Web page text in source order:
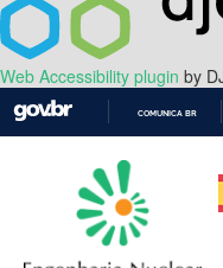
Web Accessibility plugin by
COMUNICA BR